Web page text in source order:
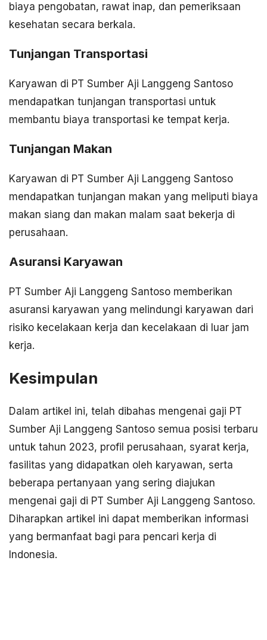
biaya pengobatan, rawat inap, dan pemeriksaan
kesehatan secara berkala.
Tunjangan Transportasi
Karyawan di PT Sumber Aji Langgeng Santoso
mendapatkan tunjangan transportasi untuk
membantu biaya transportasi ke tempat kerja.
Tunjangan Makan
Karyawan di PT Sumber Aji Langgeng Santoso
mendapatkan tunjangan makan yang meliputi biaya
makan siang dan makan malam saat bekerja di
perusahaan.
Asuransi Karyawan
PT Sumber Aji Langgeng Santoso memberikan
asuransi karyawan yang melindungi karyawan dari
risiko kecelakaan kerja dan kecelakaan di luar jam
kerja.
Kesimpulan
Dalam artikel ini, telah dibahas mengenai gaji PT
Sumber Aji Langgeng Santoso semua posisi terbaru
untuk tahun 2023, profil perusahaan, syarat kerja,
fasilitas yang didapatkan oleh karyawan, serta
beberapa pertanyaan yang sering diajukan
mengenai gaji di PT Sumber Aji Langgeng Santoso.
Diharapkan artikel ini dapat memberikan informasi
yang bermanfaat bagi para pencari kerja di
Indonesia.